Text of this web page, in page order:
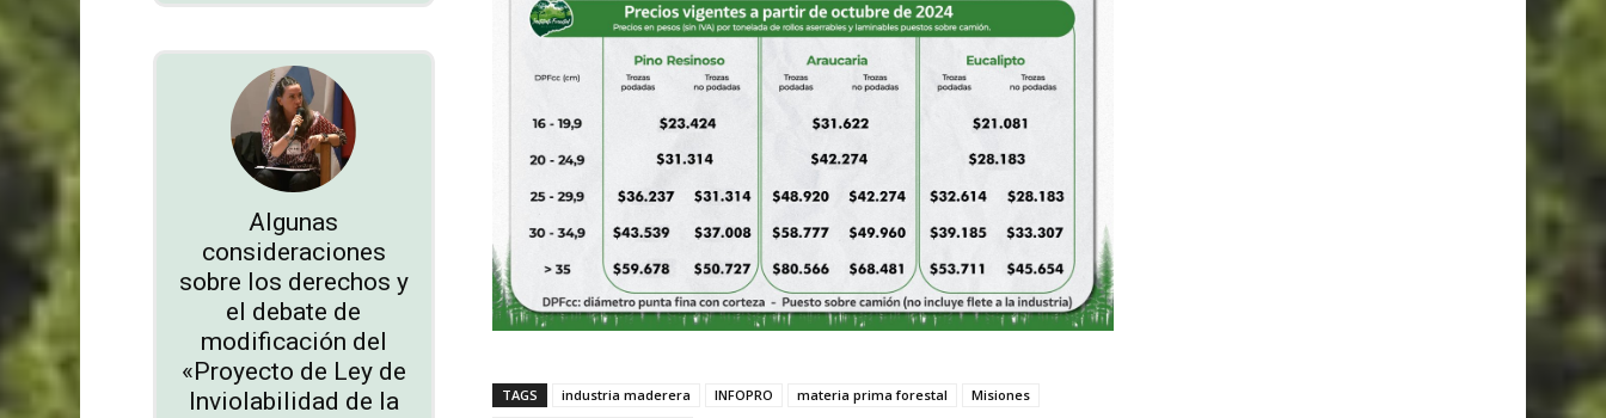
Algunas
consideraciones
sobre los derechos y
el debate de
modificación del
«Proyecto de Ley de
Inviolabilidad de la
TAGS industria maderera INFOPRO materia prima forestal Misiones